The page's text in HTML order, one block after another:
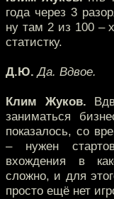
года через 3
ну там 2 из 100 –
статистку.
Д.Ю. Да. Вдвое.
Клим Жуков.
заниматься
показалось, со
– нужен
вхождения в
сложно, и для
просто ещё нет